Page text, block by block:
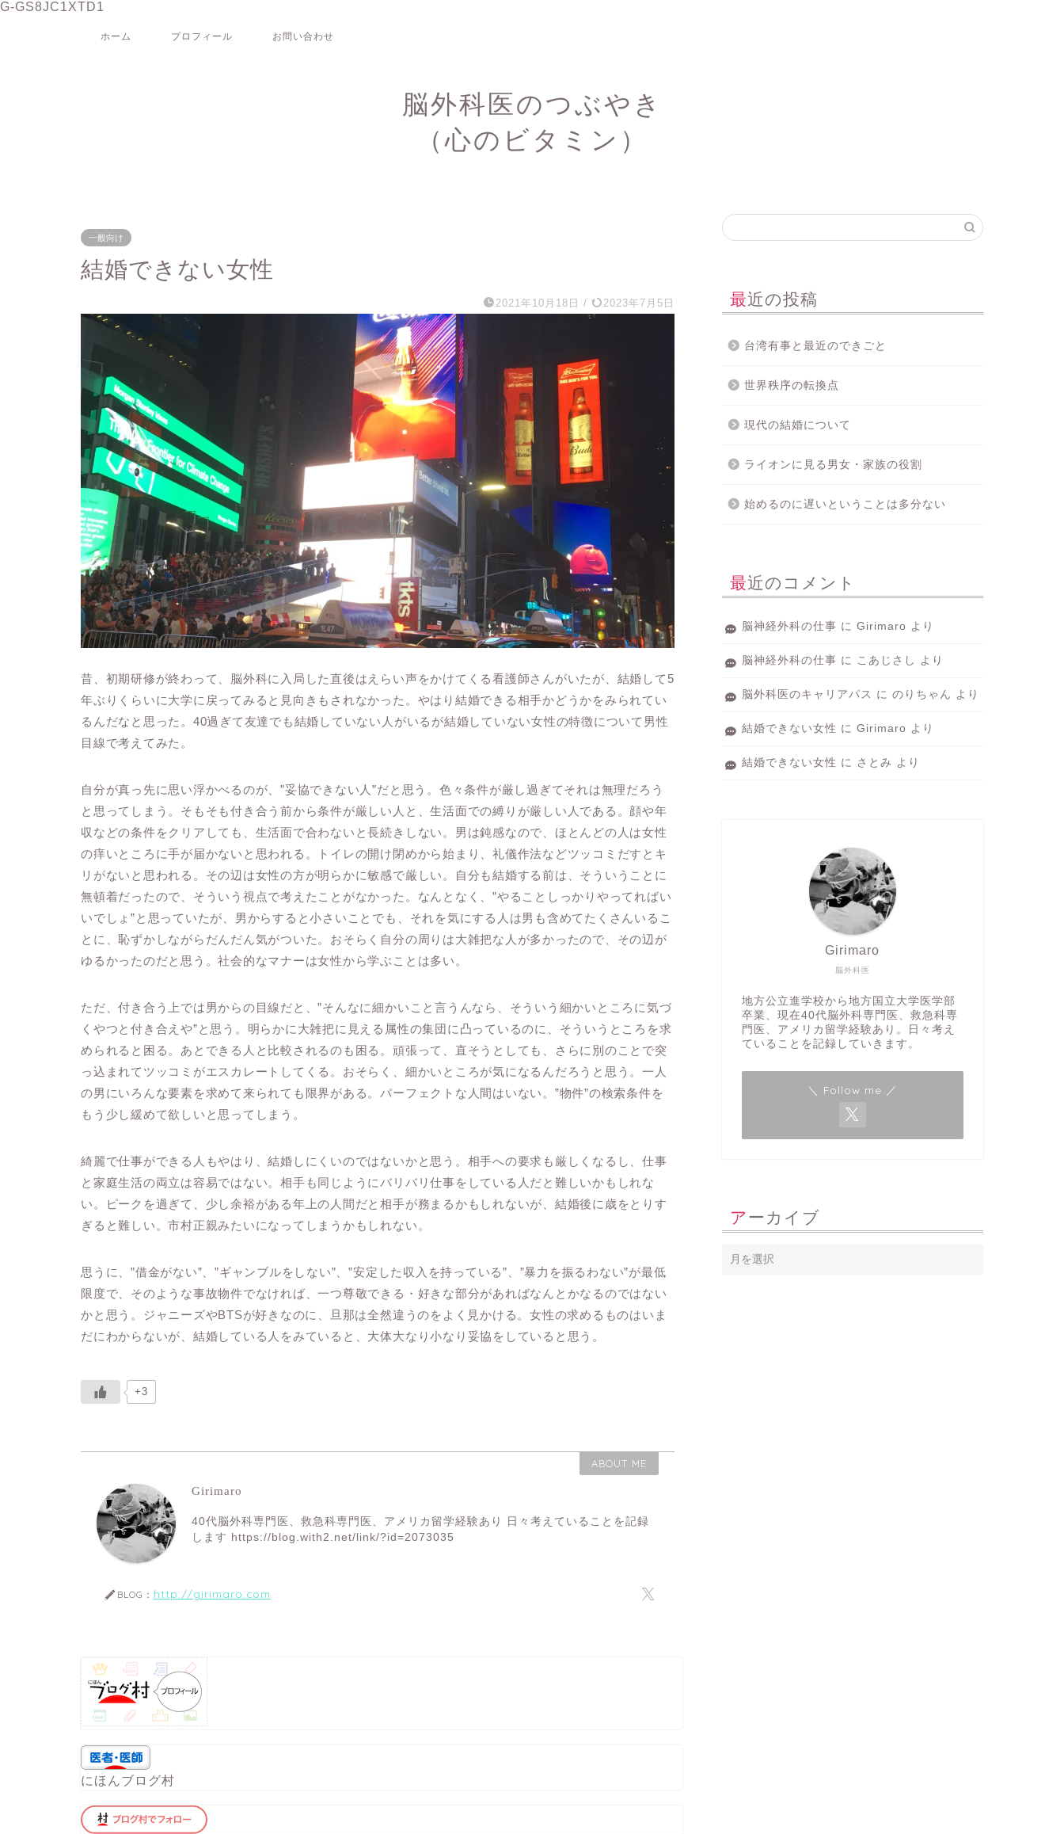
G-GS8JC1XTD1
ホーム プロフィール お問い合わせ
脳外科医のつぶやき
（心のビタミン）
一般向け
結婚できない女性
2021年10月18日 / 2023年7月5日
昔、初期研修が終わって、脳外科に入局した直後はえらい声をかけてくる看護師さんがいたが、結婚して5
年ぶりくらいに大学に戻ってみると見向きもされなかった。やはり結婚できる相手かどうかをみられてい
るんだなと思った。40過ぎて友達でも結婚していない人がいるが結婚していない女性の特徴について男性
目線で考えてみた。
自分が真っ先に思い浮かべるのが、”妥協できない人”だと思う。色々条件が厳し過ぎてそれは無理だろう
と思ってしまう。そもそも付き合う前から条件が厳しい人と、生活面での縛りが厳しい人である。顔や年
収などの条件をクリアしても、生活面で合わないと長続きしない。男は鈍感なので、ほとんどの人は女性
の痒いところに手が届かないと思われる。トイレの開け閉めから始まり、礼儀作法などツッコミだすとキ
リがないと思われる。その辺は女性の方が明らかに敏感で厳しい。自分も結婚する前は、そういうことに
無頓着だったので、そういう視点で考えたことがなかった。なんとなく、”やることしっかりやってればい
いでしょ”と思っていたが、男からすると小さいことでも、それを気にする人は男も含めてたくさんいるこ
とに、恥ずかしながらだんだん気がついた。おそらく自分の周りは大雑把な人が多かったので、その辺が
ゆるかったのだと思う。社会的なマナーは女性から学ぶことは多い。
ただ、付き合う上では男からの目線だと、”そんなに細かいこと言うんなら、そういう細かいところに気づ
くやつと付き合えや”と思う。明らかに大雑把に見える属性の集団に凸っているのに、そういうところを求
められると困る。あとできる人と比較されるのも困る。頑張って、直そうとしても、さらに別のことで突
っ込まれてツッコミがエスカレートしてくる。おそらく、細かいところが気になるんだろうと思う。一人
の男にいろんな要素を求めて来られても限界がある。パーフェクトな人間はいない。”物件”の検索条件を
もう少し緩めて欲しいと思ってしまう。
綺麗で仕事ができる人もやはり、結婚しにくいのではないかと思う。相手への要求も厳しくなるし、仕事
と家庭生活の両立は容易ではない。相手も同じようにバリバリ仕事をしている人だと難しいかもしれな
い。ピークを過ぎて、少し余裕がある年上の人間だと相手が務まるかもしれないが、結婚後に歳をとりす
ぎると難しい。市村正親みたいになってしまうかもしれない。
思うに、”借金がない”、”ギャンブルをしない”、”安定した収入を持っている”、”暴力を振るわない”が最低
限度で、そのような事故物件でなければ、一つ尊敬できる・好きな部分があればなんとかなるのではない
かと思う。ジャニーズやBTSが好きなのに、旦那は全然違うのをよく見かける。女性の求めるものはいま
だにわからないが、結婚している人をみていると、大体大なり小なり妥協をしていると思う。
+3
ABOUT ME
Girimaro
40代脳外科専門医、救急科専門医、アメリカ留学経験あり 日々考えていることを記録
します https://blog.with2.net/link/?id=2073035
BLOG： http://girimaro.com
にほんブログ村
最近の投稿
台湾有事と最近のできごと
世界秩序の転換点
現代の結婚について
ライオンに見る男女・家族の役割
始めるのに遅いということは多分ない
最近のコメント
脳神経外科の仕事 に Girimaro より
脳神経外科の仕事 に こあじさし より
脳外科医のキャリアパス に のりちゃん より
結婚できない女性 に Girimaro より
結婚できない女性 に さとみ より
脳外科医
Girimaro
地方公立進学校から地方国立大学医学部
卒業、現在40代脳外科専門医、救急科専
門医、アメリカ留学経験あり。日々考え
ていることを記録していきます。
＼ Follow me ／
アーカイブ